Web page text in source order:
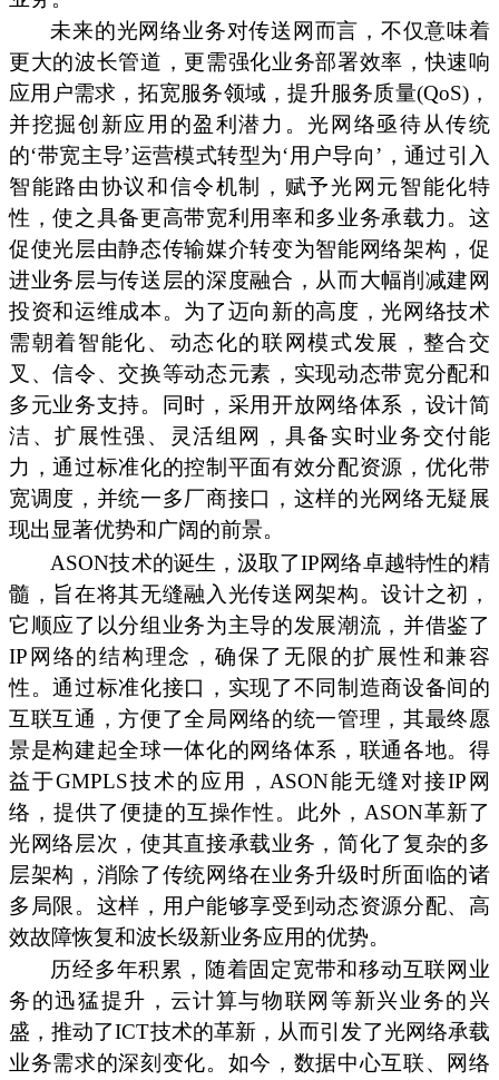
未来的光网络业务对传送网而言，不仅意味着
更大的波长管道，更需强化业务部署效率，快速响
应用户需求，拓宽服务领域，提升服务质量(QoS)，
并挖掘创新应用的盈利潜力。光网络亟待从传统
的‘带宽主导’运营模式转型为‘用户导向’，通过引入
智能路由协议和信令机制，赋予光网元智能化特
性，使之具备更高带宽利用率和多业务承载力。这
促使光层由静态传输媒介转变为智能网络架构，促
进业务层与传送层的深度融合，从而大幅削减建网
投资和运维成本。为了迈向新的高度，光网络技术
需朝着智能化、动态化的联网模式发展，整合交
叉、信令、交换等动态元素，实现动态带宽分配和
多元业务支持。同时，采用开放网络体系，设计简
洁、扩展性强、灵活组网，具备实时业务交付能
力，通过标准化的控制平面有效分配资源，优化带
宽调度，并统一多厂商接口，这样的光网络无疑展
现出显著优势和广阔的前景。
ASON技术的诞生，汲取了IP网络卓越特性的精
髓，旨在将其无缝融入光传送网架构。设计之初，
它顺应了以分组业务为主导的发展潮流，并借鉴了
IP网络的结构理念，确保了无限的扩展性和兼容
性。通过标准化接口，实现了不同制造商设备间的
互联互通，方便了全局网络的统一管理，其最终愿
景是构建起全球一体化的网络体系，联通各地。得
益于GMPLS技术的应用，ASON能无缝对接IP网
络，提供了便捷的互操作性。此外，ASON革新了
光网络层次，使其直接承载业务，简化了复杂的多
层架构，消除了传统网络在业务升级时所面临的诸
多局限。这样，用户能够享受到动态资源分配、高
效故障恢复和波长级新业务应用的优势。
历经多年积累，随着固定宽带和移动互联网业
务的迅猛提升，云计算与物联网等新兴业务的兴
盛，推动了ICT技术的革新，从而引发了光网络承载
业务需求的深刻变化。如今，数据中心互联、网络